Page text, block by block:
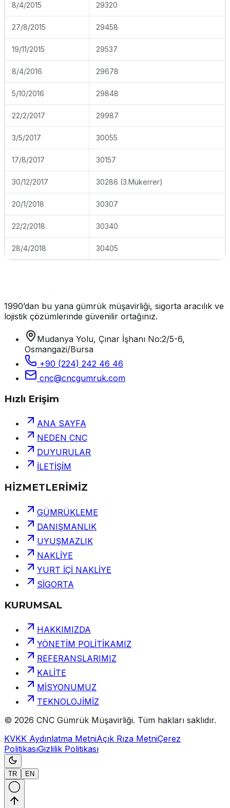
8/4/2015 29320
27/8/2015 29458
19/11/2015 29537
8/4/2016 29678
5/10/2016 29848
22/2/2017 29987
3/5/2017 30055
17/8/2017 30157
30/12/2017 30286 (3.Mükerrer)
20/1/2018 30307
22/2/2018 30340
28/4/2018 30405
1990’dan bu yana gümrük müşavirliği, sigorta aracılık ve
lojistik çözümlerinde güvenilir ortağınız.
Mudanya Yolu, Çınar İşhanı No:2/5-6,
Osmangazi/Bursa
+90 (224) 242 46 46
cnc@cncgumruk.com
Hızlı Erişim
ANA SAYFA
NEDEN CNC
DUYURULAR
İLETİŞİM
HİZMETLERİMİZ
GÜMRÜKLEME
DANIŞMANLIK
UYUŞMAZLIK
NAKLİYE
YURT İÇİ NAKLİYE
SİGORTA
KURUMSAL
HAKKIMIZDA
YÖNETİM POLİTİKAMIZ
REFERANSLARIMIZ
KALİTE
MİSYONUMUZ
TEKNOLOJİMİZ
© 2026 CNC Gümrük Müşavirliği. Tüm hakları saklıdır.
KVKK Aydınlatma MetniAçık Rıza MetniÇerez
PolitikasıGizlilik Politikası
TR EN